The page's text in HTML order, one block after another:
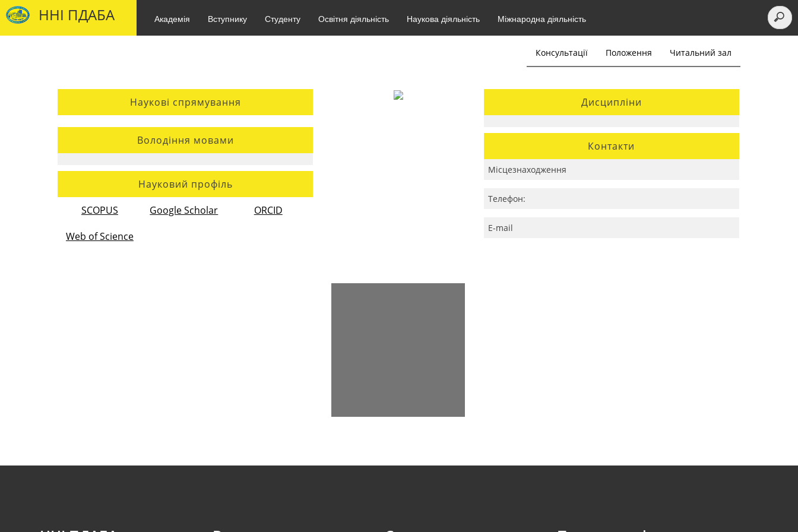
ННІ ПДАБА Академія Вступнику Студенту Освітня діяльність Наукова діяльність Міжнародна діяльність
Консультації Положення Читальний зал
Наукові спрямування
Володіння мовами
Науковий профіль
SCOPUS
Google Scholar
ORCID
Web of Science
Дисципліни
Контакти
Місцезнаходження
Телефон:
E-mail